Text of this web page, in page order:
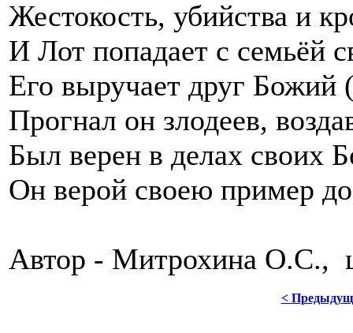
Жестокость, убийства и
И Лот попадает с семьёй
Его выручает друг Божий
Прогнал он злодеев,
Был верен в делах своих
Он верой своею пример
Автор - Митрохина О.С.,
<